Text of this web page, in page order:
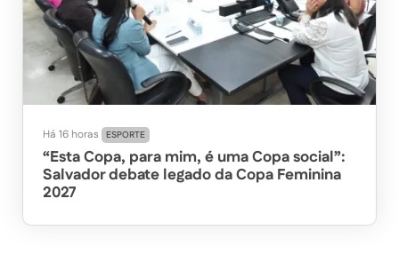
Há 16 horas ESPORTE
“Esta Copa, para mim, é uma Copa social”:
Salvador debate legado da Copa Feminina
2027